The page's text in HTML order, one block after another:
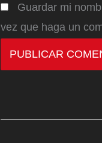
Guardar mi
vez que haga un